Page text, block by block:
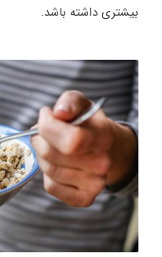
بیشتری داشته باشد.